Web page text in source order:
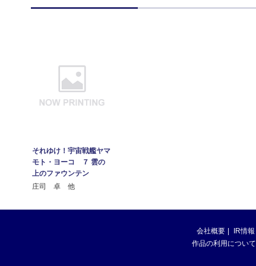
それゆけ！宇宙戦艦ヤマ
モト・ヨーコ ７ 雲の
上のファウンテン
庄司 卓 他
会社概要 IR情報
作品の利用について